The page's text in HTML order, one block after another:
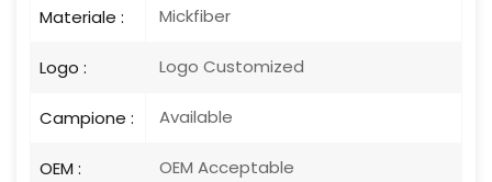
Materiale : Mickfiber
Logo : Logo Customized
Campione : Available
OEM : OEM Acceptable